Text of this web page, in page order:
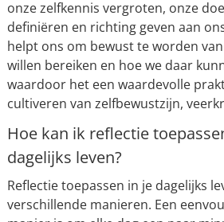
onze zelfkennis vergroten, onze
definiëren en richting geven aan
helpt ons om bewust te worden
willen bereiken en hoe we daar
waardoor het een waardevolle
cultiveren van zelfbewustzijn,
Hoe kan ik reflectie
dagelijks leven?
Reflectie toepassen in je dagelijks
verschillende manieren. Een